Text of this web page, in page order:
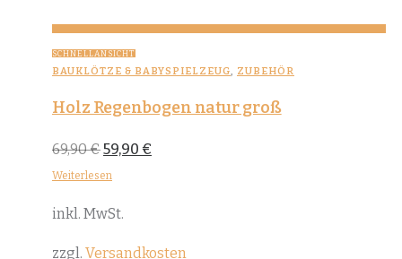
SCHNELLANSICHT
BAUKLÖTZE & BABYSPIELZEUG, ZUBEHÖR
Holz Regenbogen natur groß
69,90€ Ursprünglicher
Preis
war:
59,90 €
Preis
Weiterlesen
inkl. MwSt.
zzgl. Versandkosten